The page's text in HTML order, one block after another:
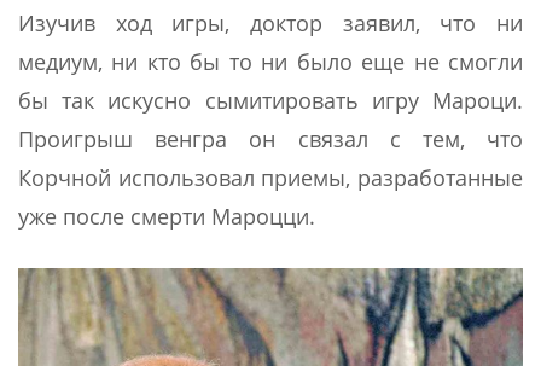
Изучив ход игры, доктор заявил, что ни
медиум, ни кто бы то ни было еще не смогли
бы так искусно сымитировать игру Мароци.
Проигрыш венгра он связал с тем, что
Корчной использовал приемы, разработанные
уже после смерти Мароцци.